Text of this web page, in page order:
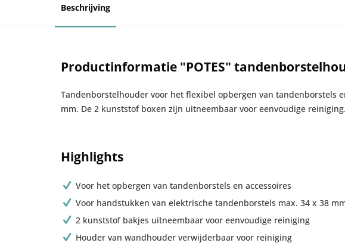
Beschrijving
Productinformatie "POTES"
Tandenborstelhouder voor het flexibel opbergen van tandenborstels
mm. De 2 kunststof boxen zijn uitneembaar voor eenvoudige
Highlights
Voor het opbergen van tandenborstels en accessoires
Voor handstukken van elektrische tandenborstels max. 34 x 38
2 kunststof bakjes uitneembaar voor eenvoudige reiniging
Houder van wandhouder verwijderbaar voor reiniging